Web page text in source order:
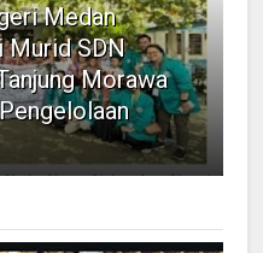
Medan
Murid SDN
Morawa